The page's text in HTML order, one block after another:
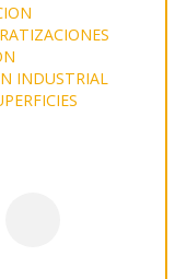
INDUSTRIAL